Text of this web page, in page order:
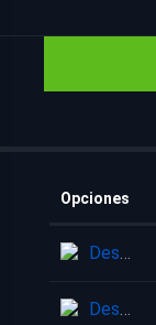
Opciones
Descarga
Descarga